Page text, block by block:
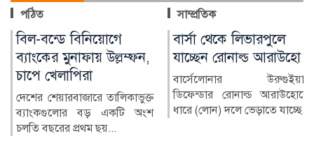
পঠিত সাম্প্রতিক
বার্সা থেকে লিভারপুলে
যাচ্ছেন রোনাল্ড আরাউহো
বার্সেলোনার উরুগুইয়ান
ডিফেন্ডার রোনাল্ড আরাউহোকে
ধারে (লোন) দলে ভেড়াতে যাচ্ছে...
চিকিৎসক নিরাপদ
থাকলেই বদলাবে
স্বাস্থ্যসেবার চিত্র
বাংলাদেশের স্বাস্থ্য খাতে গত
কয়েক দশকে উল্লেখযোগ্য